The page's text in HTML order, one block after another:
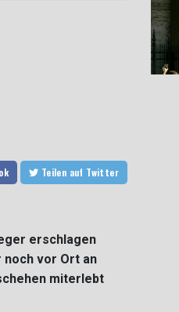
Teilen auf Twitter
erschlagen
vor Ort an
miterlebt